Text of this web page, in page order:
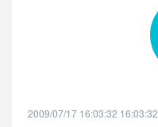
2009/07/17 16:03:32 16:03:32